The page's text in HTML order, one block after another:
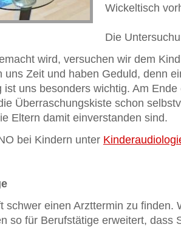
Wickeltisch
Die
wird, versuchen wir dem
uns Zeit und haben Geduld, denn
ist uns besonders wichtig. Am
Überraschungskiste schon
Eltern damit einverstanden sind.
bei Kindern unter Kinderau
schwer einen Arzttermin zu finden.
so für Berufstätige erweitert, dass